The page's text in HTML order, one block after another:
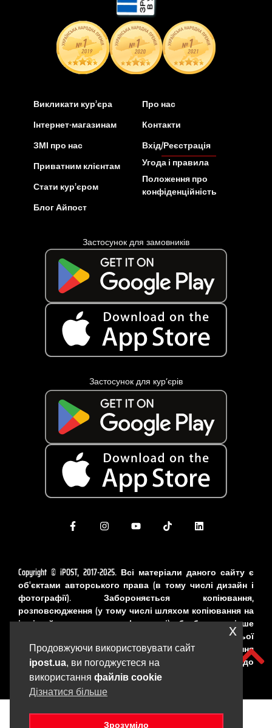
Викликати кур’єра
Інтернет-магазинам
ЗМІ про нас
Приватним клієнтам
Стати кур’єром
Блог Айпост
Про нас
Контакти
Вхід/Реєстрація
Угода і правила
Положення про
конфіденційність
Застосунок для замовників
Застосунок для кур’єрів
Copyright © iPOST, 2017-2025. Всі матеріали даного сайту є
об'єктами авторського права (в тому числі дизайн і
фотографії). Забороняється копіювання,
розповсюдження (у тому числі шляхом копіювання на
інші сайти та ресурси в Інтернеті) або будь-яке інше
використання інформації і об'єктів без попередньої
письмової згоди правовласника. Порушення
авторських прав карається відповідно до
законодавства України.
Продовжуючи використовувати сайт
ipost.ua, ви погоджуєтеся на
використання файлів cookie
Дізнатися більше
Зрозуміло
x